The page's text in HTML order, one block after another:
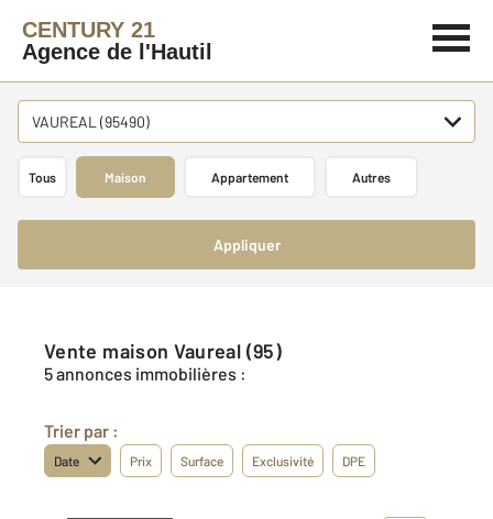
CENTURY 21
Agence de l'Hautil
VAUREAL (95490)
Tous Maison Appartement Autres
Appliquer
Vente maison Vaureal (95)
5 annonces immobilières :
Trier par :
Date Prix Surface Exclusivité DPE